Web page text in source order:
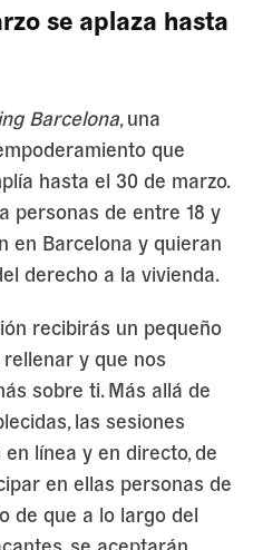
se aplaza hasta
Barcelona, una
que
hasta el 30 de marzo.
personas de entre 18 y
en Barcelona y quieran
derecho a la vivienda.
recibirás un pequeño
y que nos
sobre ti. Más allá de
las sesiones
línea y en directo, de
en ellas personas de
de que a lo largo del